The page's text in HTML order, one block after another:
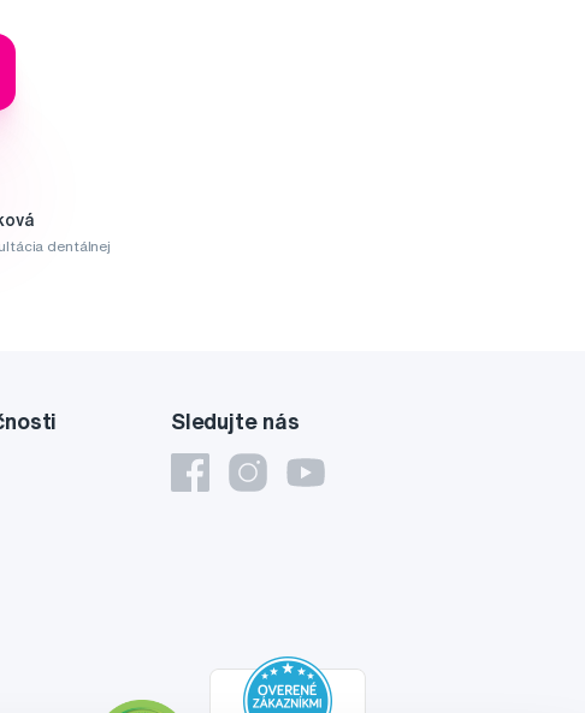
dentálnej
Sledujte nás